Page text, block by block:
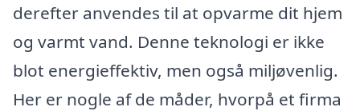
derefter anvendes til at opvarme dit hjem
og varmt vand. Denne teknologi er ikke
blot energieffektiv, men også miljøvenlig.
Her er nogle af de måder, hvorpå et firma